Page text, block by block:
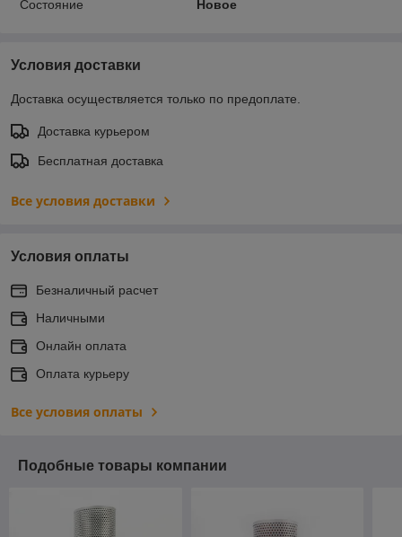
Состояние Новое
Условия доставки
Доставка осуществляется только по предоплате.
Доставка курьером
Бесплатная доставка
Все условия доставки
Условия оплаты
Безналичный расчет
Наличными
Онлайн оплата
Оплата курьеру
Все условия оплаты
Подобные товары компании